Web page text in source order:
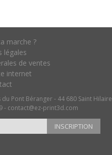
marche ?
légales
de ventes
internet
Pont Béranger - 44 680 Saint Hilaire
- contact@ez-print3d.com
INSCRIPTION